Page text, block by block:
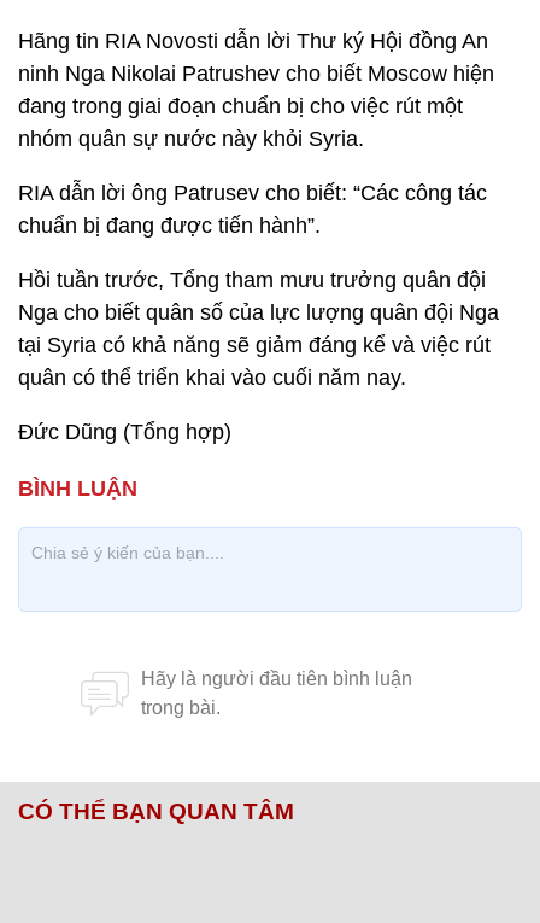
Hãng tin RIA Novosti dẫn lời Thư ký Hội đồng An
ninh Nga Nikolai Patrushev cho biết Moscow hiện
đang trong giai đoạn chuẩn bị cho việc rút một
nhóm quân sự nước này khỏi Syria.
RIA dẫn lời ông Patrusev cho biết: “Các công tác
chuẩn bị đang được tiến hành”.
Hồi tuần trước, Tổng tham mưu trưởng quân đội
Nga cho biết quân số của lực lượng quân đội Nga
tại Syria có khả năng sẽ giảm đáng kể và việc rút
quân có thể triển khai vào cuối năm nay.
Đức Dũng (Tổng hợp)
CÓ THỂ BẠN QUAN TÂM